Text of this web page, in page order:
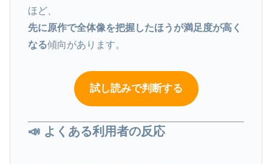
ほど、
先に原作で全体像を把握したほうが満足度が高く
なる傾向があります。
試し読みで判断する
📣 よくある利用者の反応